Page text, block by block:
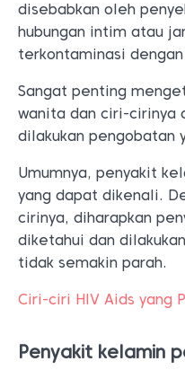
disebabkan oleh
hubungan intim atau
terkontaminasi
Sangat penting
wanita dan ciri-cirinya
dilakukan pengobatan
Umumnya, penyakit
yang dapat dikenali.
cirinya, diharapkan
diketahui dan
tidak semakin parah.
Ciri-ciri HIV Aids yang
Penyakit kelamin